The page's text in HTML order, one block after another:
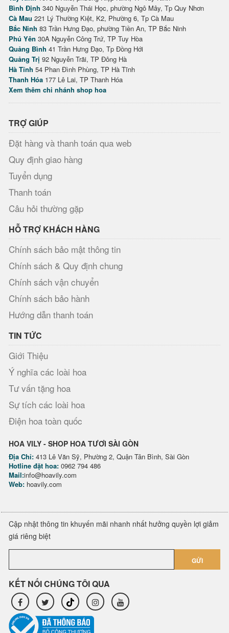
Bình Định 340 Nguyễn Thái Học, phường Ngô Mây, Tp Quy Nhơn
Cà Mau 221 Lý Thường Kiệt, K2, Phường 6, Tp Cà Mau
Bắc Ninh 83 Trần Hưng Đạo, phường Tiền An, TP Bắc Ninh
Phú Yên 30A Nguyễn Công Trứ, TP Tuy Hòa
Quảng Bình 41 Trần Hưng Đạo, Tp Đồng Hới
Quảng Trị 92 Nguyễn Trãi, TP Đông Hà
Hà Tĩnh 54 Phan Đình Phùng, TP Hà Tĩnh
Thanh Hóa 177 Lê Lai, TP Thanh Hóa
Xem thêm chi nhánh shop hoa
TRỢ GIÚP
Đặt hàng và thanh toán qua web
Quy định giao hàng
Tuyển dụng
Thanh toán
Câu hỏi thường gặp
HỖ TRỢ KHÁCH HÀNG
Chính sách bảo mật thông tin
Chính sách & Quy định chung
Chính sách vận chuyển
Chính sách bảo hành
Hướng dẫn thanh toán
TIN TỨC
Giới Thiệu
Ý nghĩa các loài hoa
Tư vấn tặng hoa
Sự tích các loài hoa
Điện hoa toàn quốc
HOA VILY - SHOP HOA TƯƠI SÀI GÒN
Địa Chỉ: 413 Lê Văn Sỹ, Phường 2, Quận Tân Bình, Sài Gòn
Hotline đặt hoa: 0962 794 486
Mail:info@hoavily.com
Web: hoavily.com
Cập nhật thông tin khuyến mãi nhanh nhất hưởng quyền lợi giảm
giá riêng biệt
GỬI
KẾT NỐI CHÚNG TÔI QUA